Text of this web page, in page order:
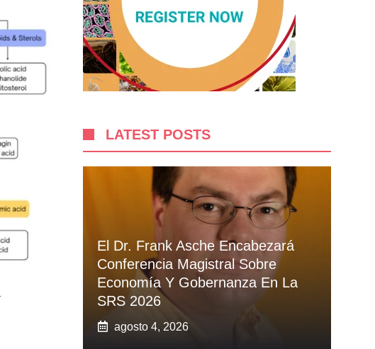
LATEST POSTS
El Dr. Frank Asche Encabezará
Conferencia Magistral Sobre
Economía Y Gobernanza En La
SRS 2026
agosto 4, 2026